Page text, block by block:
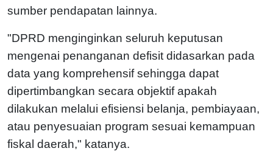
sumber pendapatan lainnya.
"DPRD menginginkan seluruh keputusan
mengenai penanganan defisit didasarkan pada
data yang komprehensif sehingga dapat
dipertimbangkan secara objektif apakah
dilakukan melalui efisiensi belanja, pembiayaan,
atau penyesuaian program sesuai kemampuan
fiskal daerah," katanya.